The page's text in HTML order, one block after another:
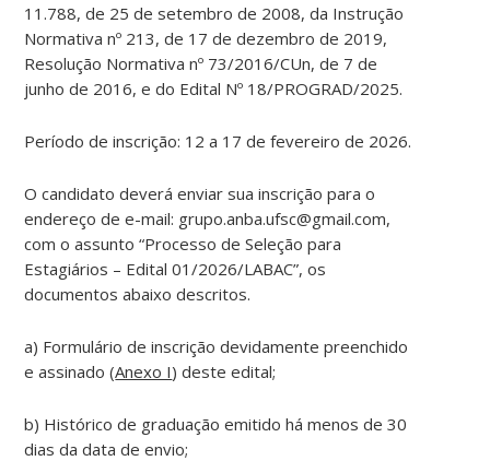
11.788, de 25 de setembro de 2008, da Instrução
Normativa nº 213, de 17 de dezembro de 2019,
Resolução Normativa nº 73/2016/CUn, de 7 de
junho de 2016, e do Edital Nº 18/PROGRAD/2025.
Período de inscrição: 12 a 17 de fevereiro de 2026.
O candidato deverá enviar sua inscrição para o
endereço de e-mail: grupo.anba.ufsc@gmail.com,
com o assunto “Processo de Seleção para
Estagiários – Edital 01/2026/LABAC”, os
documentos abaixo descritos.
a) Formulário de inscrição devidamente preenchido
e assinado (Anexo I) deste edital;
b) Histórico de graduação emitido há menos de 30
dias da data de envio;